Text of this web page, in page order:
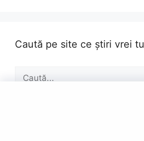
Caută pe site ce știri vrei tu
Caută
după: